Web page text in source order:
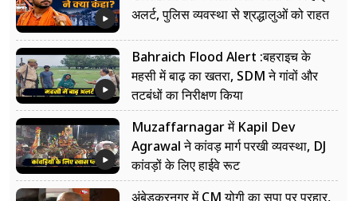
अलर्ट, पुलिस व्यवस्था से श्रद्धालुओं को राहत
Bahraich Flood Alert :बहराइच के
महसी में बाढ़ का खतरा, SDM ने गांवों और
तटबंधों का निरीक्षण किया
Muzaffarnagar में Kapil Dev
Agrawal ने कांवड़ मार्ग परखी व्यवस्था, DJ
कांवड़ों के लिए हाईवे रूट